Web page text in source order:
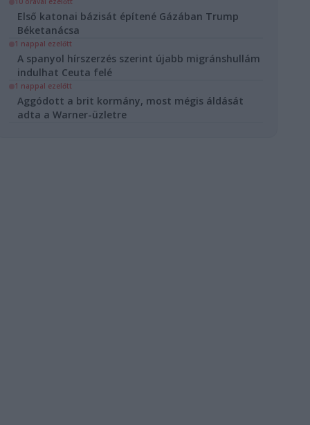
Első katonai bázisát építené Gázában Trump
Béketanácsa
1 nappal ezelőtt
A spanyol hírszerzés szerint újabb migránshullám
indulhat Ceuta felé
1 nappal ezelőtt
Aggódott a brit kormány, most mégis áldását
adta a Warner-üzletre